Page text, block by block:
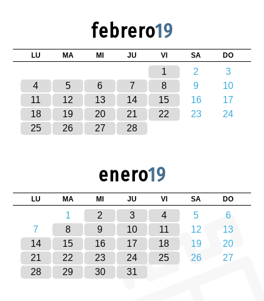
febrero19
LU MA MI JU VI SA DO
1 2
3
4
5 6 7 8 9
10
11
12 13 14 15 16
17
18
19 20 21 22 23
24
25
26 27 28
enero19
LU MA MI JU VI SA DO
1 2 3 4 5
6
7
8 9 10 11 12
13
14
15 16 17 18 19
20
21
22 23 24 25 26
27
28
29 30 31